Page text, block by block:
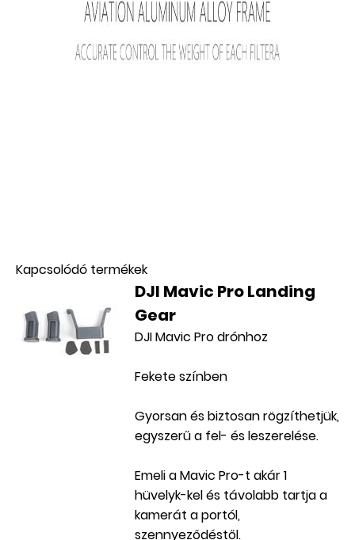
Kapcsolódó termékek
DJI Mavic Pro Landing
Gear
DJI Mavic Pro drónhoz
Fekete színben
Gyorsan és biztosan rögzíthetjük,
egyszerű a fel- és leszerelése.
Emeli a Mavic Pro-t akár 1
hüvelyk-kel és távolabb tartja a
kamerát a portól,
szennyeződéstől.